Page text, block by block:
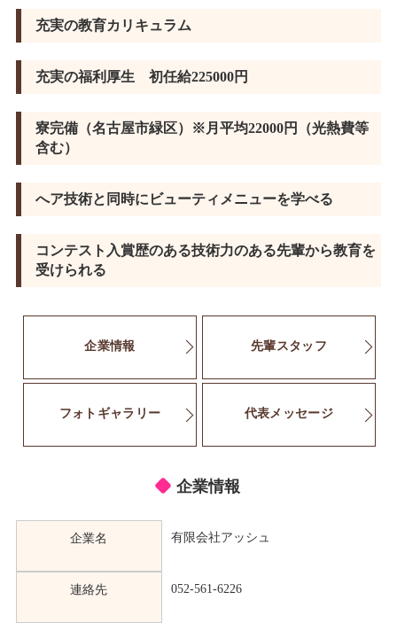
充実の教育カリキュラム
充実の福利厚生 初任給225000円
寮完備（名古屋市緑区）※月平均22000円（光熱費等
含む）
へア技術と同時にビューティメニューを学べる
コンテスト入賞歴のある技術力のある先輩から教育を
受けられる
企業情報 先輩スタッフ
フォトギャラリー 代表メッセージ
企業情報
企業名 有限会社アッシュ
連絡先 052-561-6226